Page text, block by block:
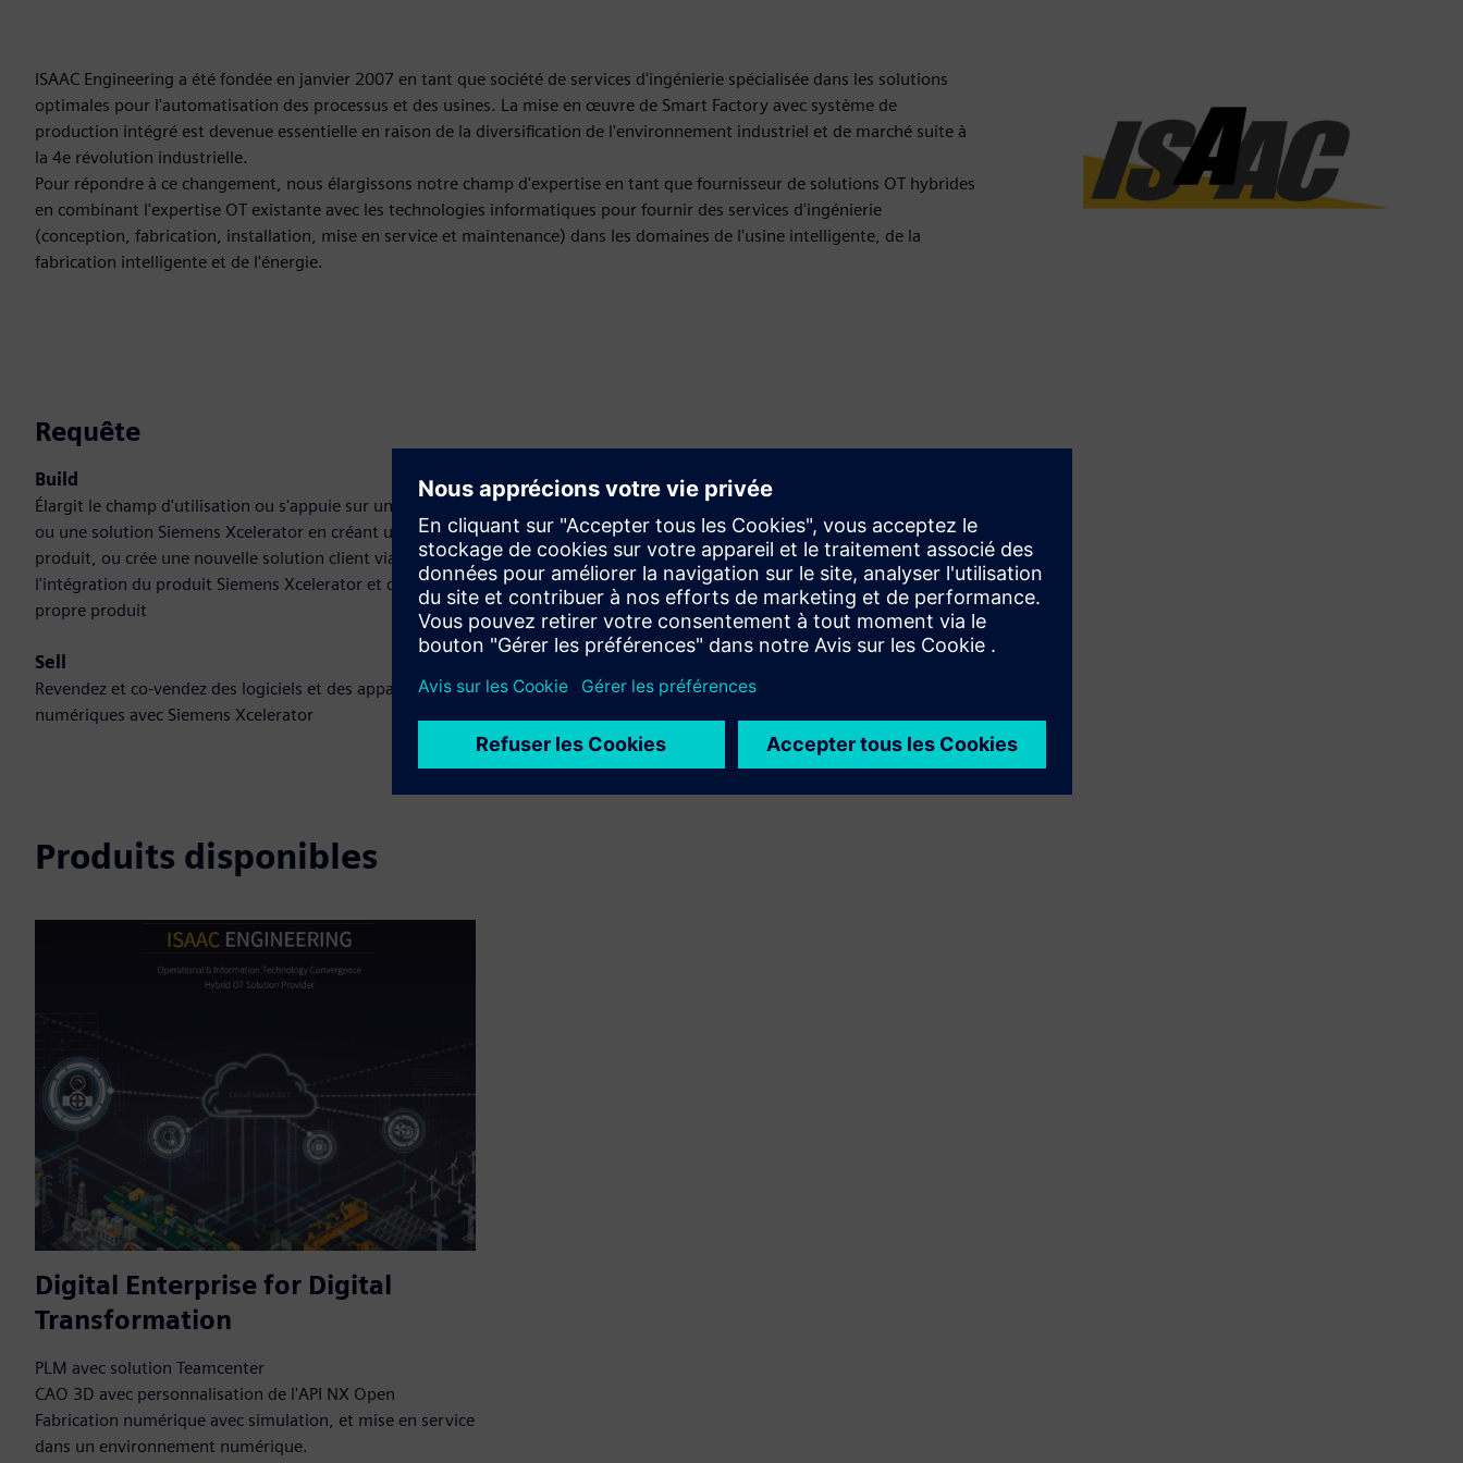
ISAAC Engineering a été fondée en janvier 2007 en tant que société de services d'ingénierie spécialisée dans les solutions
optimales pour l'automatisation des processus et des usines. La mise en œuvre de Smart Factory avec système de
production intégré est devenue essentielle en raison de la diversification de l'environnement industriel et de marché suite à
la 4e révolution industrielle.
Pour répondre à ce changement, nous élargissons notre champ d'expertise en tant que fournisseur de solutions OT hybrides
en combinant l'expertise OT existante avec les technologies informatiques pour fournir des services d'ingénierie
(conception, fabrication, installation, mise en service et maintenance) dans les domaines de l'usine intelligente, de la
fabrication intelligente et de l'énergie.
Requête
Build
Élargit le champ d'utilisation ou s'appuie sur un produit
ou une solution Siemens Xcelerator en créant un nouveau
produit, ou crée une nouvelle solution client via
l'intégration du produit Siemens Xcelerator et de son
propre produit
Sell
Revendez et co-vendez des logiciels et des appareils
numériques avec Siemens Xcelerator
Produits disponibles
Digital Enterprise for Digital
Transformation
PLM avec solution Teamcenter
CAO 3D avec personnalisation de l'API NX Open
Fabrication numérique avec simulation, et mise en service
dans un environnement numérique.